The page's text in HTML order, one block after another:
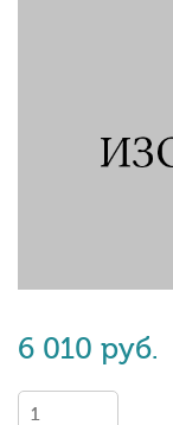
6 010 руб.